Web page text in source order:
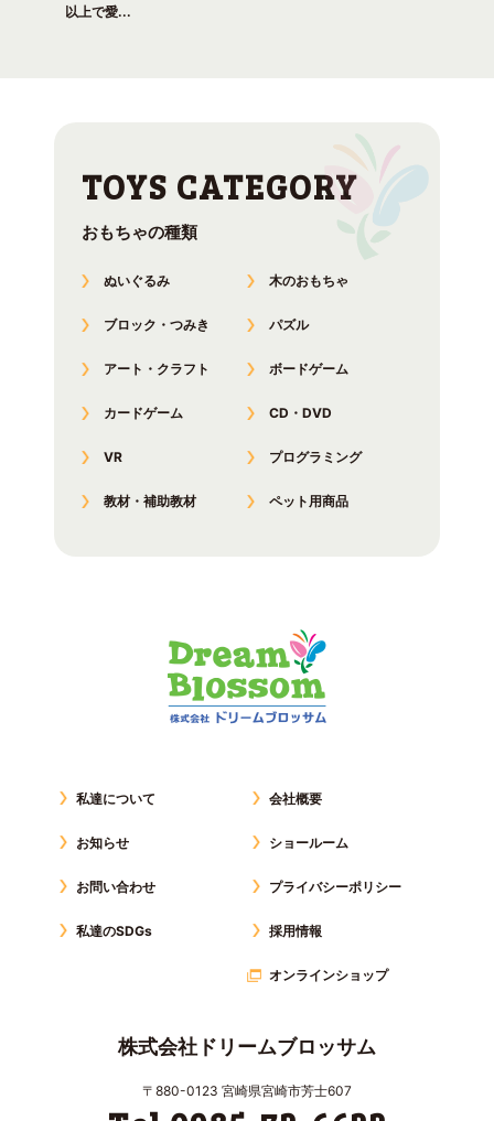
以上で愛...
おもちゃの種類
ぬいぐるみ 木のおもちゃ
ブロック・つみき パズル
アート・クラフト ボードゲーム
カードゲーム CD・DVD
VR プログラミング
教材・補助教材 ペット用商品
私達について
お知らせ
お問い合わせ
私達のSDGs
会社概要
ショールーム
プライバシーポリシー
採用情報
オンラインショップ
株式会社ドリームブロッサム
〒880-0123 宮崎県宮崎市芳士607